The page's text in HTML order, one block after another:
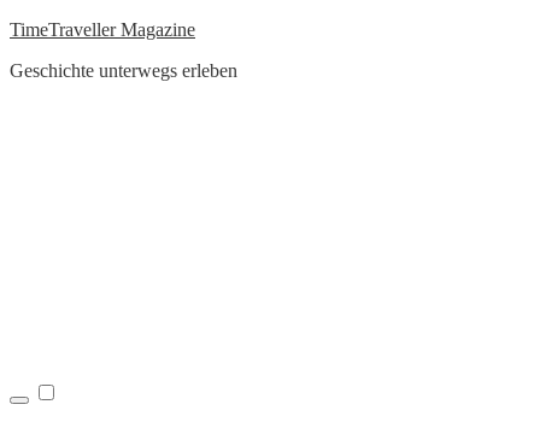
TimeTraveller Magazine
Geschichte unterwegs erleben